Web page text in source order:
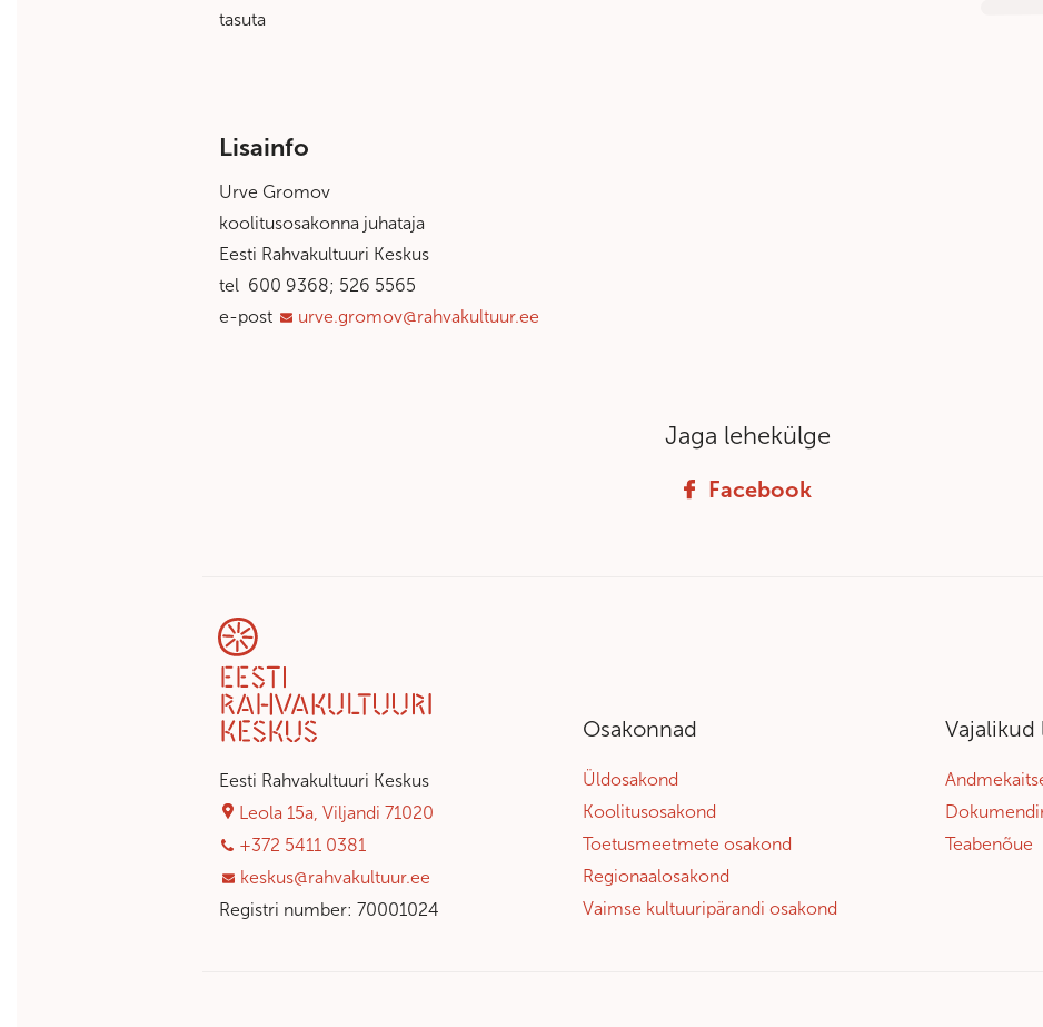
tasuta
Lisainfo
Urve Gromov
koolitusosakonna juhataja
Eesti Rahvakultuuri Keskus
tel 600 9368; 526 5565
e-post
urve.gromov@rahvakultuur.ee
Jaga lehekülge
Facebook
Eesti Rahvakultuuri Keskus
Leola 15a, Viljandi 71020
+372 5411 0381
keskus@rahvakultuur.ee
Registri number: 70001024
Osakonnad
Üldosakond
Koolitusosakond
Toetusmeetmete osakond
Regionaalosakond
Vaimse kultuuripärandi osakond
Teabenõue